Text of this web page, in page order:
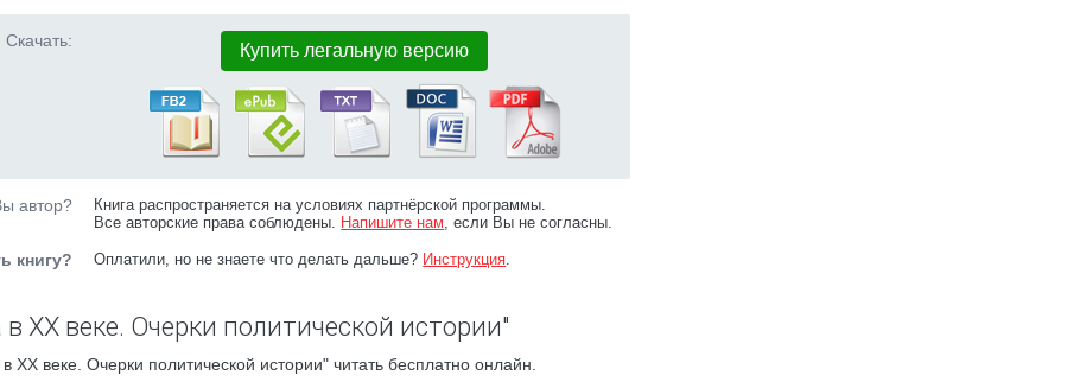
Скачать: Купить легальную версию
автор?
Книга распространяется на условиях партнёрской программы.
Все авторские права соблюдены. Напишите нам, если Вы не согласны.
книгу? Оплатили, но не знаете что делать дальше? Инструкция.
ХХ веке. Очерки политической истории"
веке. Очерки политической истории" читать бесплатно онлайн.